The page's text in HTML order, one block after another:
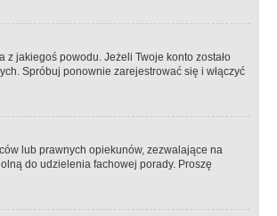
z jakiegoś powodu. Jeżeli Twoje konto zostało
Spróbuj ponownie zarejestrować się i włączyć
lub prawnych opiekunów, zezwalające na
do udzielenia fachowej porady. Proszę